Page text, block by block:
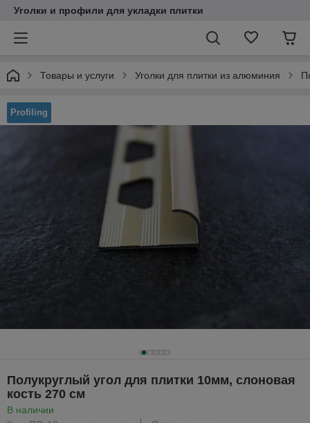
Уголки и профили для укладки плитки
Товары и услуги Уголки для плитки из алюминия
Profiling
Полукруглый угол для плитки 10мм, слоновая
кость 270 см
В наличии